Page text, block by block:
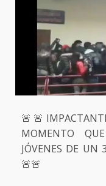
MOMENTO
JÓVENES DE UN
🚨🚨